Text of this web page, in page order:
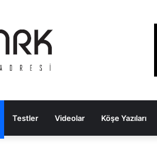
Testler Videolar Köşe Yazıları